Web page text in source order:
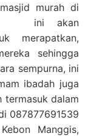
murah di
ini akan
merapatkan,
sehingga
sempurna, ini
ibadah juga
termasuk dalam
087877691539
Manggis,